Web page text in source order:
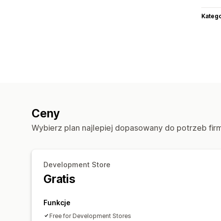
Ceny
Wybierz plan najlepiej dopasowany do potrzeb
Development Store
Gratis
Funkcje
Free for Development Stores